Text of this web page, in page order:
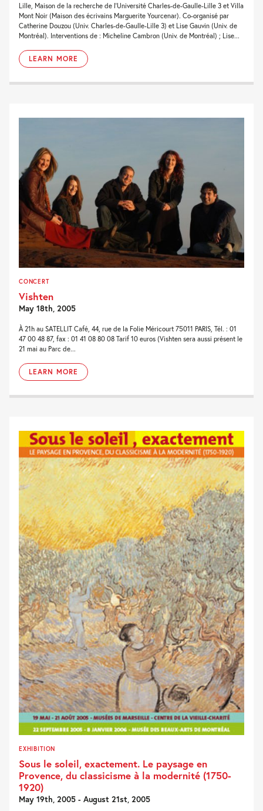
Lille, Maison de la recherche de l’Université Charles-de-Gaulle-Lille 3 et Villa
Mont Noir (Maison des écrivains Marguerite Yourcenar). Co-organisé par
Catherine Douzou (Univ. Charles-de-Gaulle-Lille 3) et Lise Gauvin (Univ. de
Montréal). Interventions de : Micheline Cambron (Univ. de Montréal) ; Lise...
LEARN MORE
CONCERT
Vishten
May 18th, 2005
À 21h au SATELLIT Café, 44, rue de la Folie Méricourt 75011 PARIS, Tél. : 01
47 00 48 87, fax : 01 41 08 80 08 Tarif 10 euros (Vishten sera aussi présent le
21 mai au Parc de...
LEARN MORE
EXHIBITION
Sous le soleil, exactement. Le paysage en
Provence, du classicisme à la modernité (1750-
1920)
May 19th, 2005 - August 21st, 2005